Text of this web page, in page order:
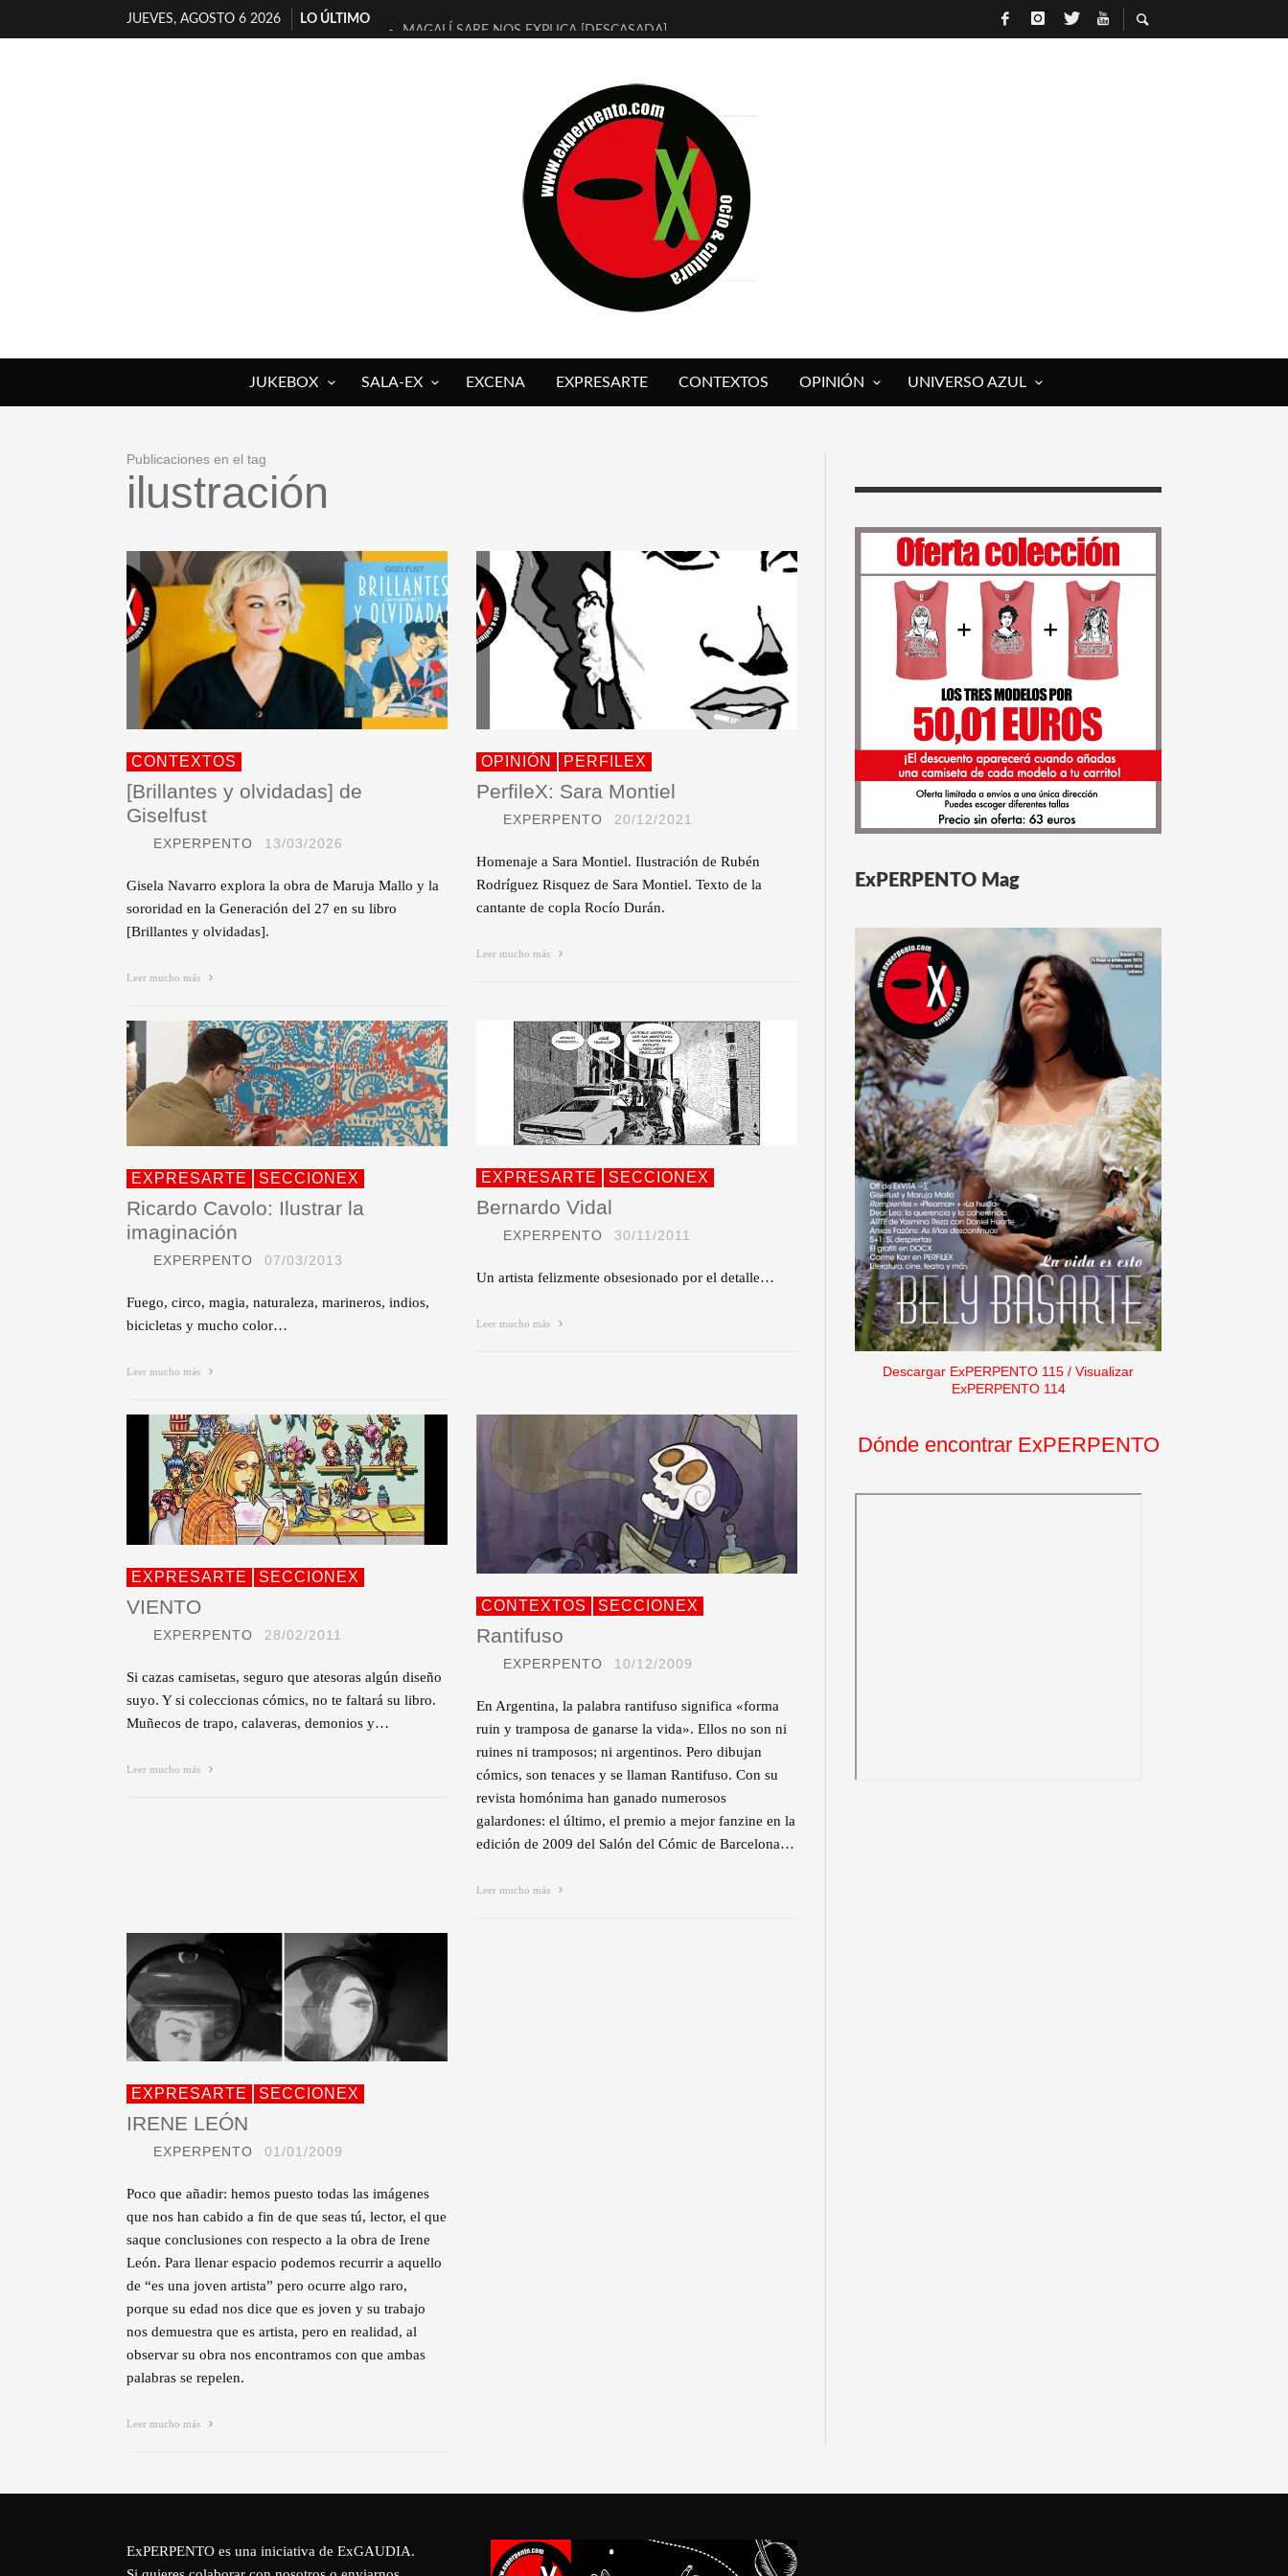
JUEVES, AGOSTO 6 2026
LO ÚLTIMO
MAGALÍ SARE NOS EXPLICA [DESCASADA]
[LA BOLA NEGRA] DE JAVIER CALVO Y JAVIER AMBROSSI
OSLO OVNIES LLEGAN CORRIENDO A ARANDA (SONORAMA Y COSQUÍN ROCK)
FÉLIX CALVO NOS PRESENTA [LAS PALMERAS] (NOVELA DE VAMPIROS VIVOS Y MUERTOS)
[EL SER QUERIDO] DE RODRIGO SOROGOYEN
ENTREVISTA A IVÁN HUMANES POR [EL LIBRO ROJO]
ARRABAL, ARRABAL, ARRABAL, ARRABEAUX
JUKEBOX SALA-EX EXCENA EXPRESARTE CONTEXTOS OPINIÓN UNIVERSO AZUL
Publicaciones en el tag
ilustración
CONTEXTOS
[Brillantes y olvidadas] de
Giselfust
EXPERPENTO 13/03/2026
Gisela Navarro explora la obra de Maruja Mallo y la
sororidad en la Generación del 27 en su libro
[Brillantes y olvidadas].
Leer mucho más
OPINIÓN PERFILEX
PerfileX: Sara Montiel
EXPERPENTO 20/12/2021
Homenaje a Sara Montiel. Ilustración de Rubén
Rodríguez Risquez de Sara Montiel. Texto de la
cantante de copla Rocío Durán.
Leer mucho más
EXPRESARTE SECCIONEX
Ricardo Cavolo: Ilustrar la
imaginación
EXPERPENTO 07/03/2013
Fuego, circo, magia, naturaleza, marineros, indios,
bicicletas y mucho color…
Leer mucho más
EXPRESARTE SECCIONEX
Bernardo Vidal
EXPERPENTO 30/11/2011
Un artista felizmente obsesionado por el detalle…
Leer mucho más
EXPRESARTE SECCIONEX
VIENTO
EXPERPENTO 28/02/2011
Si cazas camisetas, seguro que atesoras algún diseño
suyo. Y si coleccionas cómics, no te faltará su libro.
Muñecos de trapo, calaveras, demonios y…
Leer mucho más
CONTEXTOS SECCIONEX
Rantifuso
EXPERPENTO 10/12/2009
En Argentina, la palabra rantifuso significa «forma
ruin y tramposa de ganarse la vida». Ellos no son ni
ruines ni tramposos; ni argentinos. Pero dibujan
cómics, son tenaces y se llaman Rantifuso. Con su
revista homónima han ganado numerosos
galardones: el último, el premio a mejor fanzine en la
edición de 2009 del Salón del Cómic de Barcelona…
Leer mucho más
EXPRESARTE SECCIONEX
IRENE LEÓN
EXPERPENTO 01/01/2009
Poco que añadir: hemos puesto todas las imágenes
que nos han cabido a fin de que seas tú, lector, el que
saque conclusiones con respecto a la obra de Irene
León. Para llenar espacio podemos recurrir a aquello
de “es una joven artista” pero ocurre algo raro,
porque su edad nos dice que es joven y su trabajo
nos demuestra que es artista, pero en realidad, al
observar su obra nos encontramos con que ambas
palabras se repelen.
Leer mucho más
ExPERPENTO Mag
Descargar ExPERPENTO 115 / Visualizar
ExPERPENTO 114
Dónde encontrar ExPERPENTO
ExPERPENTO es una iniciativa de ExGAUDIA.